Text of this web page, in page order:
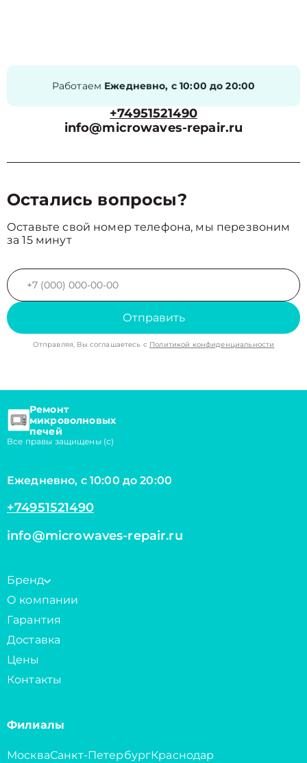
Работаем Ежедневно, с 10:00 до 20:00
+74951521490
info@microwaves-repair.ru
Остались вопросы?
Оставьте свой номер телефона, мы перезвоним
за 15 минут
Отправить
Отправляя, Вы соглашаетесь с Политикой конфиденциальности
Ремонт
микроволновых
печей
Все правы защищены (с)
Ежедневно, с 10:00 до 20:00
+74951521490
info@microwaves-repair.ru
Бренд
О компании
Гарантия
Доставка
Цены
Контакты
Филиалы
МоскваСанкт-ПетербургКраснодар